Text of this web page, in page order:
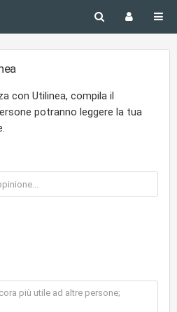
con Utilinea, compila il
potranno leggere la tua